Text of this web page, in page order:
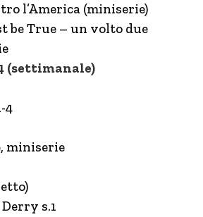
l’America (miniserie)
be True – un volto due
(settimanale)
4
miniserie
s.1